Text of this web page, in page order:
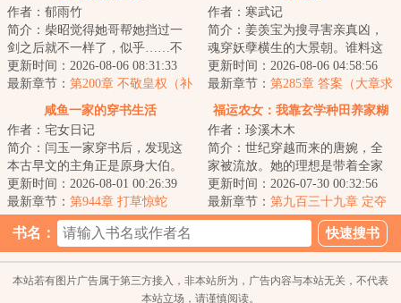
作者：郁雨竹
简介：柴昭觉得她哥帮她挡过一
剑之后就不一样了，似乎……不
是他了。他总会说些郑先生都没
听过的，她听起...
更新时间：2026-08-06 08:31:33
最新章节： 第200章 不敬皇权（补
更昨天）
作者：寒武记
简介：姜羡宝为搜寻害亲真凶，
魂穿妖孽横生的大景朝。谁料这
里破案，不看证据，只靠卦师！
这不巧了嘛？！...
更新时间：2026-08-06 04:58:56
最新章节： 第285章 答案（大章求
月票）
咸鱼一家的穿书生活
作者：宅女日记
简介：闫玉一家穿书后，发现这
本古早文的主角正是原身大伯。
他们是扒着大伯喝血，早早被分
家，在全文末尾...
更新时间：2026-08-01 00:26:39
最新章节： 第944章 打草惊蛇
福运农女：我靠玄学种田养家糊
作者：珍溪木木
简介：世纪穿越而来的唐婉，全
家被流放。她的理想是带着全家
去致富，从此山高水长，远离朝
堂恩怨。只是理...
更新时间：2026-07-30 00:32:56
最新章节： 第九百三十九章 定夺
书名：
本站若有图片广告属于第三方接入，非本站所为，广告内容与本站无关，不代表
本站立场，请谨慎阅读。